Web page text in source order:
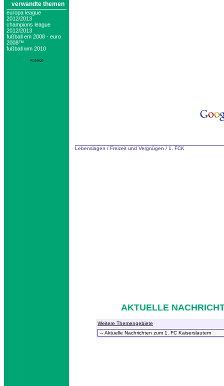
verwandte themen
europa league
2012/2013
champions league
2012/2013
fußball em 2008 - euro
2008™
fußball wm 2010
Anzeige
Lebenslagen / Freizeit und Vergnügen / 1. FCK
AKTUELLE
Weitere Themengebiete